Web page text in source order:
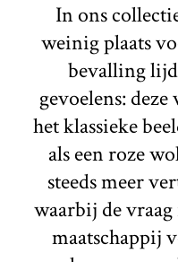
In ons
weinig plaats
bevalling
gevoelens:
het klassieke
als een roze
steeds meer
waarbij de
maatschappij